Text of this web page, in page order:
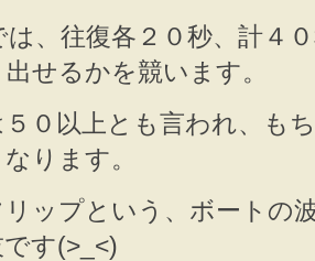
は、往復各２０秒、計４
せるかを競います。
０以上とも言われ、も
ります。
ップという、ボートの
す(>_<)